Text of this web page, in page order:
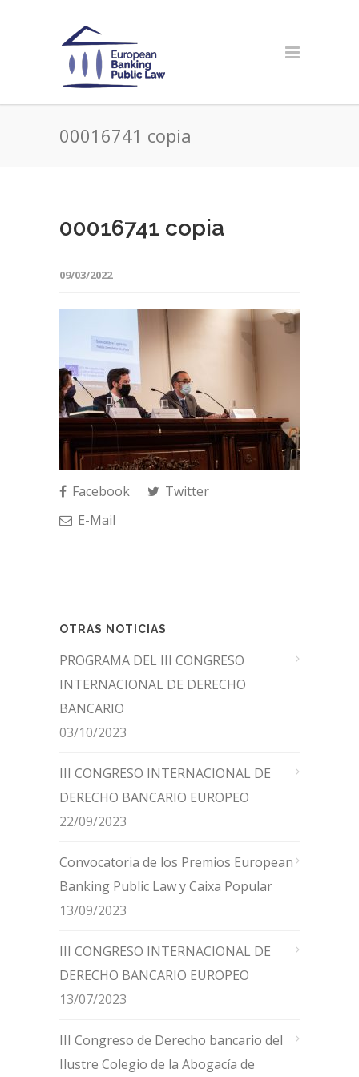
00016741 copia
00016741 copia
09/03/2022
Facebook
Twitter
E-Mail
OTRAS NOTICIAS
PROGRAMA DEL III CONGRESO
INTERNACIONAL DE DERECHO
BANCARIO
03/10/2023
III CONGRESO INTERNACIONAL DE
DERECHO BANCARIO EUROPEO
22/09/2023
Convocatoria de los Premios European
Banking Public Law y Caixa Popular
13/09/2023
III CONGRESO INTERNACIONAL DE
DERECHO BANCARIO EUROPEO
13/07/2023
III Congreso de Derecho bancario del
Ilustre Colegio de la Abogacía de